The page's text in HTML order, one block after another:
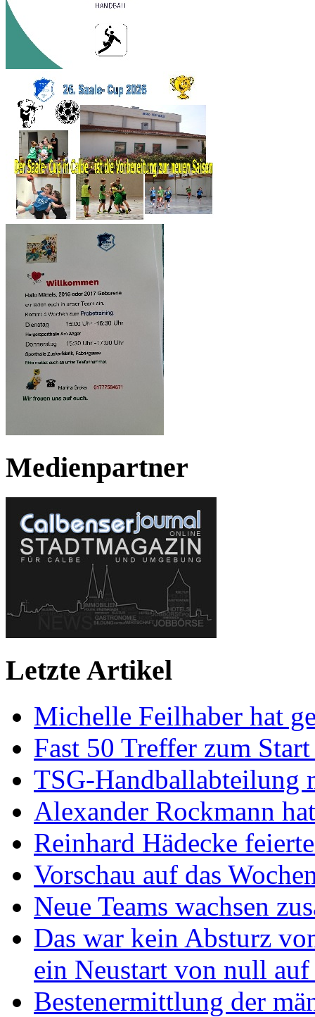
Medienpartner
Letzte Artikel
Michelle Feilhaber hat
Fast 50 Treffer zum
TSG-Handballabteilung
Alexander Rockmann
Reinhard Hädecke
Vorschau auf das
Neue Teams wachsen
Das war kein Absturz
ein Neustart von null auf
Bestenermittlung der